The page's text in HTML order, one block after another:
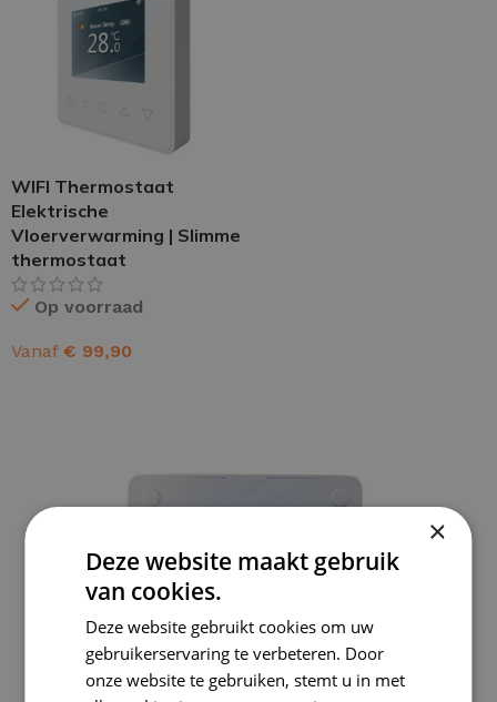
WIFI Thermostaat
Elektrische
Vloerverwarming | Slimme
thermostaat
Op voorraad
Vanaf € 99,90
×
Deze website maakt gebruik
van cookies.
Deze website gebruikt cookies om uw
gebruikerservaring te verbeteren. Door
onze website te gebruiken, stemt u in met